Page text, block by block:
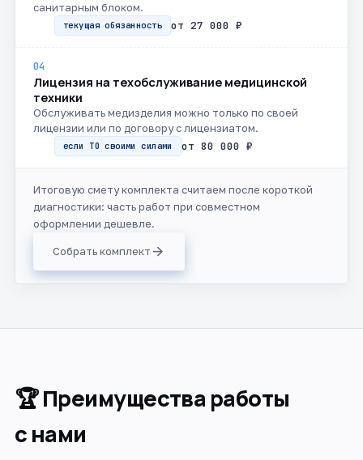
санитарным блоком.
текущая обязанность от 27 000 ₽
04
Лицензия на техобслуживание медицинской
техники
Обслуживать медизделия можно только по своей
лицензии или по договору с лицензиатом.
если ТО своими силами от 80 000 ₽
Итоговую смету комплекта считаем после короткой
диагностики: часть работ при совместном
оформлении дешевле.
Собрать комплект arrow_forward
🏆 Преимущества работы
с нами